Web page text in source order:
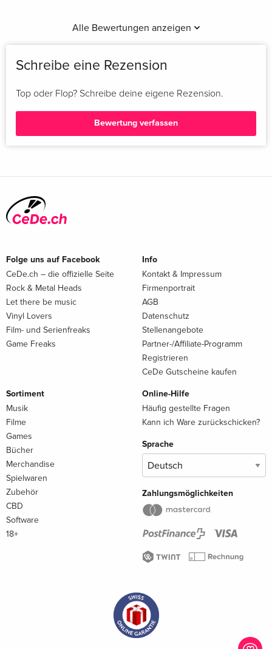
Alle Bewertungen anzeigen
Schreibe eine Rezension
Top oder Flop? Schreibe deine eigene Rezension.
Bewertung verfassen
Folge uns auf Facebook
CeDe.ch – die offizielle Seite
Rock & Metal Heads
Let there be music
Vinyl Lovers
Film- und Serienfreaks
Game Freaks
Info
Kontakt & Impressum
Firmenportrait
AGB
Datenschutz
Stellenangebote
Partner-/Affiliate-Programm
Registrieren
CeDe Gutscheine kaufen
Sortiment
Musik
Filme
Games
Bücher
Merchandise
Spielwaren
Zubehör
CBD
Software
18+
Online-Hilfe
Häufig gestellte Fragen
Kann ich Ware zurückschicken?
Sprache
Zahlungsmöglichkeiten